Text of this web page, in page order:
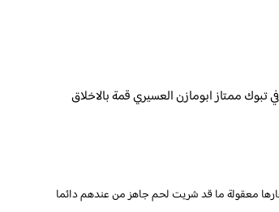
ممتاز ابومازن العسيري قمة بالاخلاق
معقولة ما قد شريت لحم جاهز من عندهم دائما